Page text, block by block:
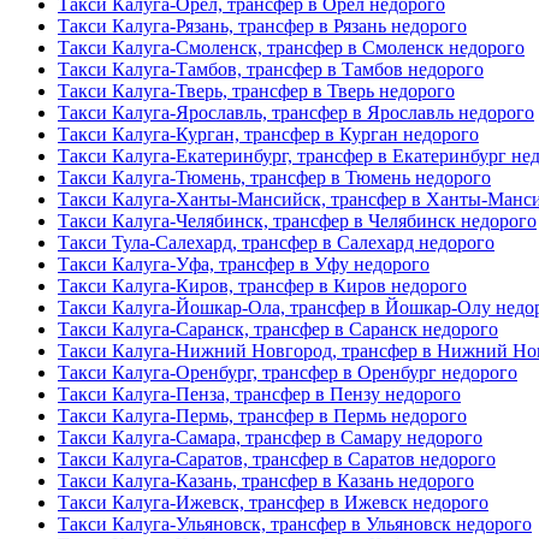
Такси Калуга-Рязань, трансфер в Рязань недорого
Такси Калуга-Смоленск, трансфер в Смоленск недорого
Такси Калуга-Тамбов, трансфер в Тамбов недорого
Такси Калуга-Тверь, трансфер в Тверь недорого
Такси Калуга-Ярославль, трансфер в Ярославль недорого
Такси Калуга-Курган, трансфер в Курган недорого
Такси Калуга-Екатеринбург, трансфер в Екатеринбург
Такси Калуга-Тюмень, трансфер в Тюмень недорого
Такси Калуга-Ханты-Мансийск, трансфер в Ханты-
Такси Калуга-Челябинск, трансфер в Челябинск недорого
Такси Тула-Салехард, трансфер в Салехард недорого
Такси Калуга-Уфа, трансфер в Уфу недорого
Такси Калуга-Киров, трансфер в Киров недорого
Такси Калуга-Йошкар-Ола, трансфер в Йошкар-Олу
Такси Калуга-Саранск, трансфер в Саранск недорого
Такси Калуга-Нижний Новгород, трансфер в Нижний
Такси Калуга-Оренбург, трансфер в Оренбург недорого
Такси Калуга-Пенза, трансфер в Пензу недорого
Такси Калуга-Пермь, трансфер в Пермь недорого
Такси Калуга-Самара, трансфер в Самару недорого
Такси Калуга-Саратов, трансфер в Саратов недорого
Такси Калуга-Казань, трансфер в Казань недорого
Такси Калуга-Ижевск, трансфер в Ижевск недорого
Такси Калуга-Ульяновск, трансфер в Ульяновск недорого